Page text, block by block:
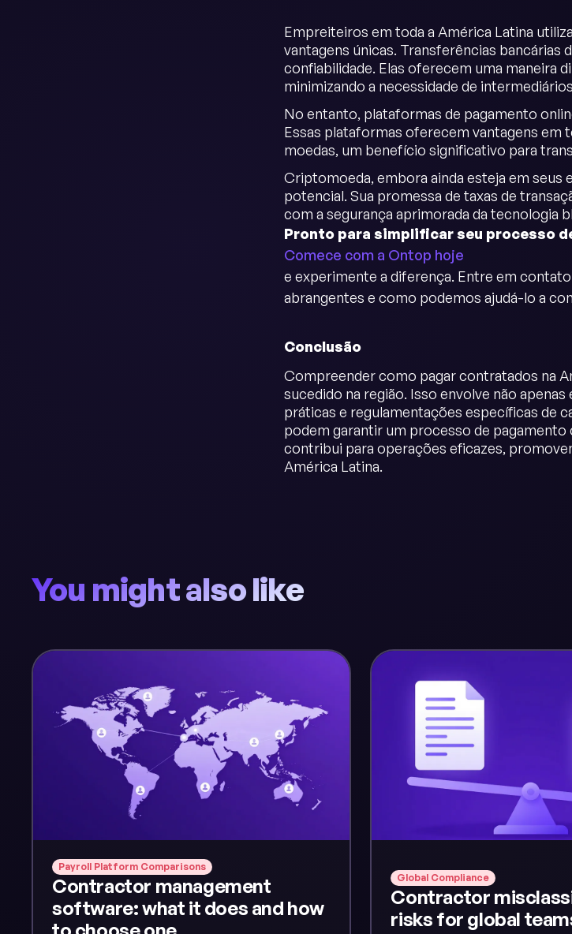
Empreiteiros em toda a América Latina
vantagens únicas. Transferências bancárias
confiabilidade. Elas oferecem uma maneira
minimizando a necessidade de
No entanto, plataformas de pagamento
Essas plataformas oferecem vantagens em
moedas, um benefício significativo para
Criptomoeda, embora ainda esteja em seus
potencial. Sua promessa de taxas de
com a segurança aprimorada da tecnologia
Pronto para simplificar seu processo
Comece com a Ontop hoje
e experimente a diferença. Entre em
abrangentes e como podemos ajudá-lo a
Conclusão
Compreender como pagar contratados na
sucedido na região. Isso envolve não
práticas e regulamentações específicas de
podem garantir um processo de
contribui para operações eficazes,
América Latina.
You might also like
Payroll Platform Comparisons
Contractor management
software: what it does and how
Global Compliance
Contractor
risks for global